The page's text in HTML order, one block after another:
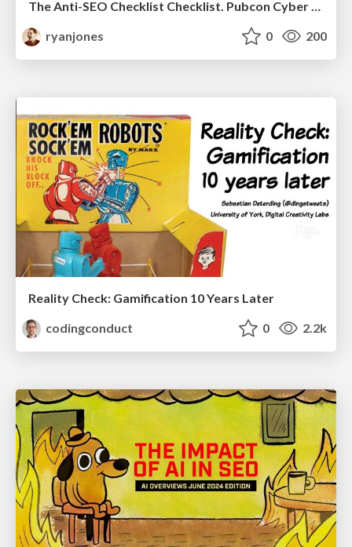
The Anti-SEO Checklist Checklist. Pubcon Cyber Week
ryanjones
0 200
Reality Check: Gamification 10 Years Later
codingconduct
0 2.2k